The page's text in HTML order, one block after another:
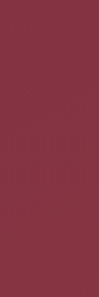
regarder la télé et
réseau personnel.
lecteur multimédia
« Ouvrir un flux
playlist.m3u
»;
en double